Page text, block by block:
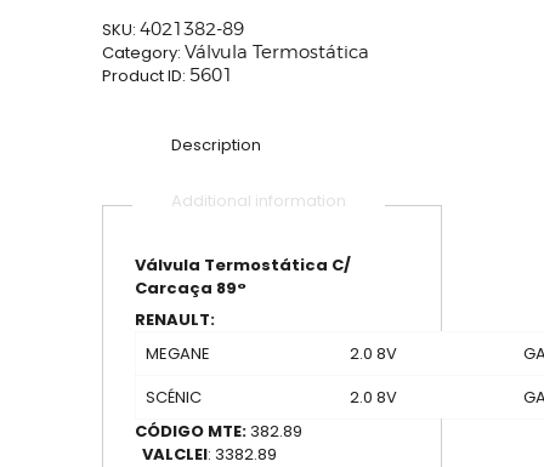
SKU: 4021382-89
Category: Válvula Termostática
Product ID: 5601
Description
Additional information
Válvula Termostática C/
Carcaça 89°
RENAULT:
MEGANE
2.0 8V
SCÉNIC
2.0 8V
CÓDIGO MTE:382.89
VALCLEI: 3382.89